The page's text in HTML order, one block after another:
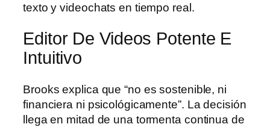
texto y videochats en tiempo real.
Editor De Videos Potente E
Intuitivo
Brooks explica que “no es sostenible, ni
financiera ni psicológicamente”. La decisión
llega en mitad de una tormenta continua de